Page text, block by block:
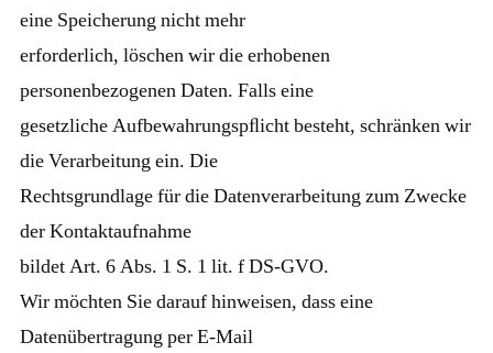
eine Speicherung nicht mehr
erforderlich, löschen wir die erhobenen
personenbezogenen Daten. Falls eine
gesetzliche Aufbewahrungspﬂicht besteht, schränken wir
die Verarbeitung ein. Die
Rechtsgrundlage für die Datenverarbeitung zum Zwecke
der Kontaktaufnahme
bildet Art. 6 Abs. 1 S. 1 lit. f DS-GVO.
Wir möchten Sie darauf hinweisen, dass eine
Datenübertragung per E-Mail